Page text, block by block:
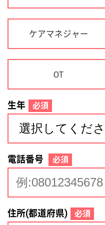
住所(都道府県) 必須
下記に同意して登録
サイトマップ 利用規約